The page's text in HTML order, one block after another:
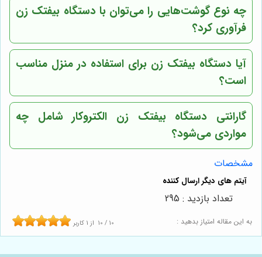
چه نوع گوشت‌هایی را می‌توان با دستگاه بیفتک زن
فرآوری کرد؟
آیا دستگاه بیفتک زن برای استفاده در منزل مناسب
است؟
گارانتی دستگاه بیفتک زن الکتروکار شامل چه
مواردی می‌شود؟
مشخصات
به این مقاله امتیاز بدهید : 10 / 10 از 1 کاربر
تعداد بازدید : 295